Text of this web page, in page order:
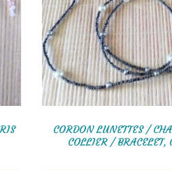
TRIPLE RANG, ROSE DOUX ET GRIS
SUR FIL COTON BLANC